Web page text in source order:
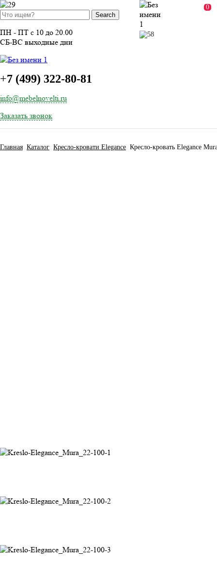
0
ПН - ПТ с 10 до 20.00
СБ-ВС выходные дни
+7 (499) 322-80-81
info@mebelnovelti.ru
Заказать звонок
Главная Каталог Кресло-кровати Elegance Кресло-кровать Elegance